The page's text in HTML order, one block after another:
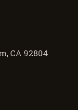
CA 92804